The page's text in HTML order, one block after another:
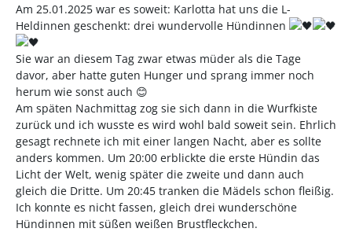
Am 25.01.2025 war es soweit: Karlotta hat uns die L-
Heldinnen geschenkt: drei wundervolle Hündinnen
Sie war an diesem Tag zwar etwas müder als die Tage
davor, aber hatte guten Hunger und sprang immer noch
herum wie sonst auch 😊
Am späten Nachmittag zog sie sich dann in die Wurfkiste
zurück und ich wusste es wird wohl bald soweit sein. Ehrlich
gesagt rechnete ich mit einer langen Nacht, aber es sollte
anders kommen. Um 20:00 erblickte die erste Hündin das
Licht der Welt, wenig später die zweite und dann auch
gleich die Dritte. Um 20:45 tranken die Mädels schon fleißig.
Ich konnte es nicht fassen, gleich drei wunderschöne
Hündinnen mit süßen weißen Brustfleckchen.